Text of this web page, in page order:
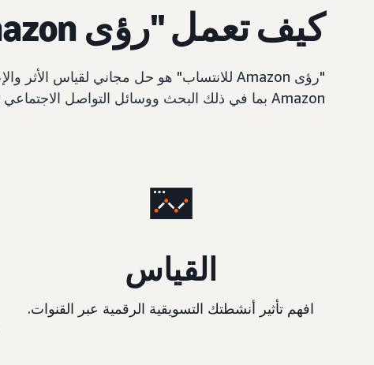
كيف تعمل "رؤى Amazon للانتساب"؟
Amazon بما في ذلك البحث ووسائل التواصل الاجتماعي وإعلانات العرض والفيديو والبريد الإلكتروني وحملات الشركات التابعة/المؤثرين وما إلى ذلك.
القياس
افهم تأثير أنشطتك التسويقية الرقمية عبر القنوات.